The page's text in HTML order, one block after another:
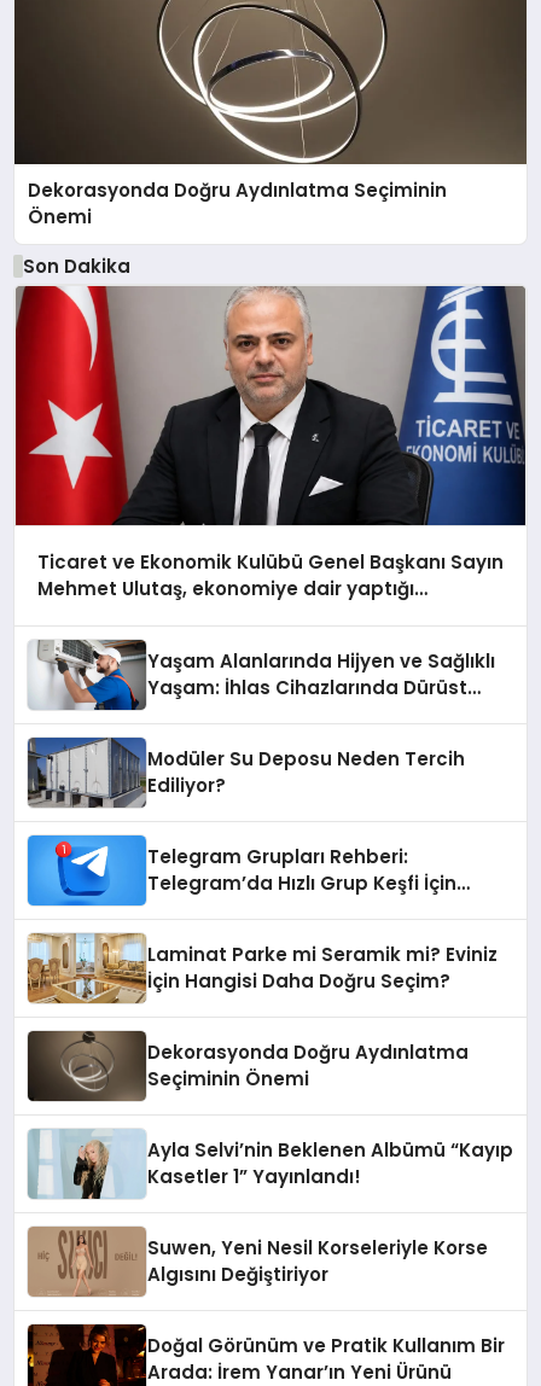
Dekorasyonda Doğru Aydınlatma Seçiminin
Önemi
Son Dakika
Ticaret ve Ekonomik Kulübü Genel Başkanı Sayın
Mehmet Ulutaş, ekonomiye dair yaptığı
Yaşam Alanlarında Hijyen ve Sağlıklı
Yaşam: İhlas Cihazlarında Dürüst
Modüler Su Deposu Neden Tercih
Ediliyor?
Telegram Grupları Rehberi:
Telegram’da Hızlı Grup Keşfi İçin
Laminat Parke mi Seramik mi? Eviniz
İçin Hangisi Daha Doğru Seçim?
Dekorasyonda Doğru Aydınlatma
Seçiminin Önemi
Ayla Selvi’nin Beklenen Albümü “Kayıp
Kasetler 1” Yayınlandı!
Suwen, Yeni Nesil Korseleriyle Korse
Algısını Değiştiriyor
Doğal Görünüm ve Pratik Kullanım Bir
Arada: İrem Yanar’ın Yeni Ürünü